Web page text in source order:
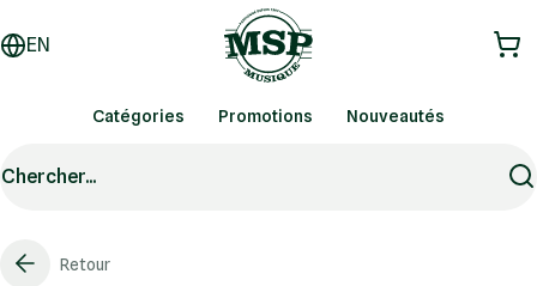
EN
Catégories Promotions Nouveautés
Chercher...
Retour